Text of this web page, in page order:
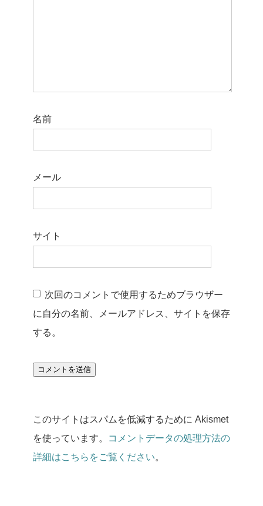
名前
メール
サイト
次回のコメントで使用するためブラウザー
に自分の名前、メールアドレス、サイトを保存
する。
このサイトはスパムを低減するために Akismet
を使っています。
コメントデータの処理方法の
詳細はこちらをご覧ください。